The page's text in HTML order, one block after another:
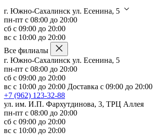
г. Южно-Сахалинск ул. Есенина, 5
пн-пт с 08:00 до 20:00
сб с 09:00 до 20:00
вс с 10:00 до 20:00
Все филиалы
г. Южно-Сахалинск ул. Есенина, 5
пн-пт с 08:00 до 20:00
сб с 09:00 до 20:00
вс с 10:00 до 20:00 Доставка с 09:00 до 20:00
+7 (962) 123-32-88
ул. им. И.П. Фархутдинова, 3, ТРЦ Аллея
пн-пт с 08:00 до 20:00
сб с 09:00 до 20:00
вс с 10:00 до 20:00